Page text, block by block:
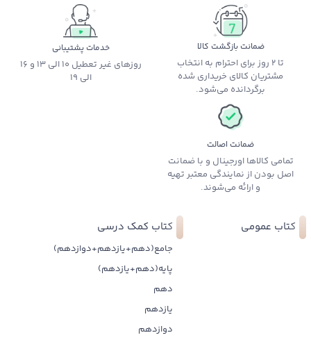
ضمانت بازگشت کالا
تا 2 روز برای احترام به انتخاب
مشتریان کالای خریداری شده
برگردانده می‌شود.
خدمات پشتیبانی
روزهای غیر تعطیل 10 الی 13 و 16
الی 19
ضمانت اصالت
تمامی کالاها اورجینال و با ضمانت
اصل بودن از نمایندگی معتبر تهیه
و ارائه می‌شوند.
کتاب عمومی کتاب کمک درسی
جامع(دهم+یازدهم+دوازدهم)
پایه(دهم+یازدهم)
دهم
یازدهم
دوازدهم